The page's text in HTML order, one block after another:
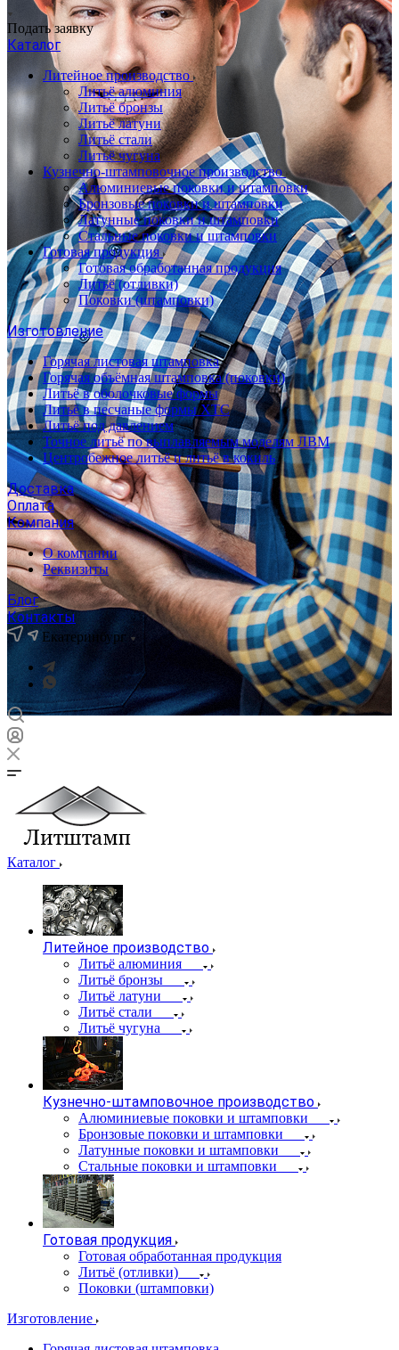
Подать заявку
Каталог
Литейное производство
Литьё алюминия
Литьё бронзы
Литьё латуни
Литьё стали
Литьё чугуна
Кузнечно-штамповочное производство
Алюминиевые поковки и штамповки
Бронзовые поковки и штамповки
Латунные поковки и штамповки
Стальные поковки и штамповки
Готовая продукция
Готовая обработанная продукция
Литьё (отливки)
Поковки (штамповки)
Изготовление
Горячая листовая штамповка
Горячая объёмная штамповка (поковки)
Литьё в оболочковые формы
Литьё в песчаные формы ХТС
Литьё под давлением
Точное литьё по выплавляемым моделям ЛВМ
Центробежное литьё и литьё в кокиль
Доставка
Оплата
Компания
О компании
Реквизиты
Блог
Контакты
Екатеринбург
Каталог
Литейное производство
Литьё алюминия
Литьё бронзы
Литьё латуни
Литьё стали
Литьё чугуна
Кузнечно-штамповочное производство
Алюминиевые поковки и штамповки
Бронзовые поковки и штамповки
Латунные поковки и штамповки
Стальные поковки и штамповки
Готовая продукция
Готовая обработанная продукция
Литьё (отливки)
Поковки (штамповки)
Изготовление